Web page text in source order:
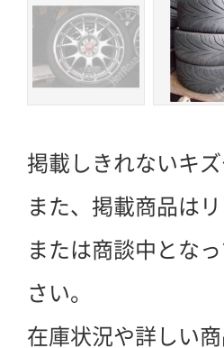
掲載しきれないキ
また、掲載商品は
または商談中とな
さい。
在庫状況や詳しい